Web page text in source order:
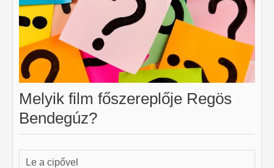
Melyik film főszereplője Regös
Bendegúz?
Le a cipővel